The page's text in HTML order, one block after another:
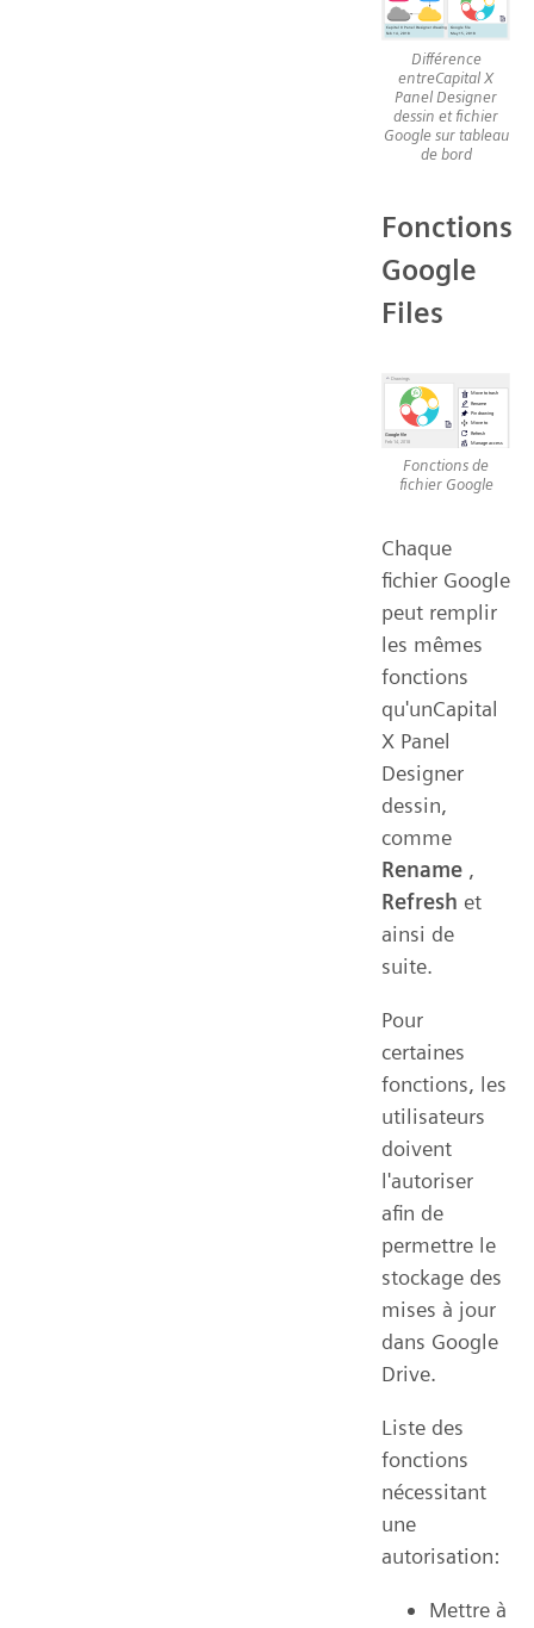
Différence
entreCapital X
Panel Designer
dessin et fichier
Google sur tableau
de bord
Fonctions
Google
Files
Fonctions de
fichier Google
Chaque
fichier Google
peut remplir
les mêmes
fonctions
qu'unCapital
X Panel
Designer
dessin,
comme
Rename ,
Refresh et
ainsi de
suite.
Pour
certaines
fonctions, les
utilisateurs
doivent
l'autoriser
afin de
permettre le
stockage des
mises à jour
dans Google
Drive.
Liste des
fonctions
nécessitant
une
autorisation:
Mettre à